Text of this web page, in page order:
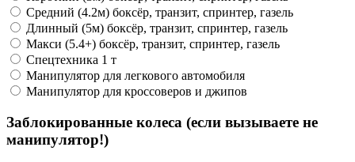
Средний (4.2м) боксёр, транзит, спринтер, газель
Длинный (5м) боксёр, транзит, спринтер, газель
Макси (5.4+) боксёр, транзит, спринтер, газель
Спецтехника 1 т
Манипулятор для легкового автомобиля
Манипулятор для кроссоверов и джипов
Заблокированные колеса (если вызываете не
манипулятор!)